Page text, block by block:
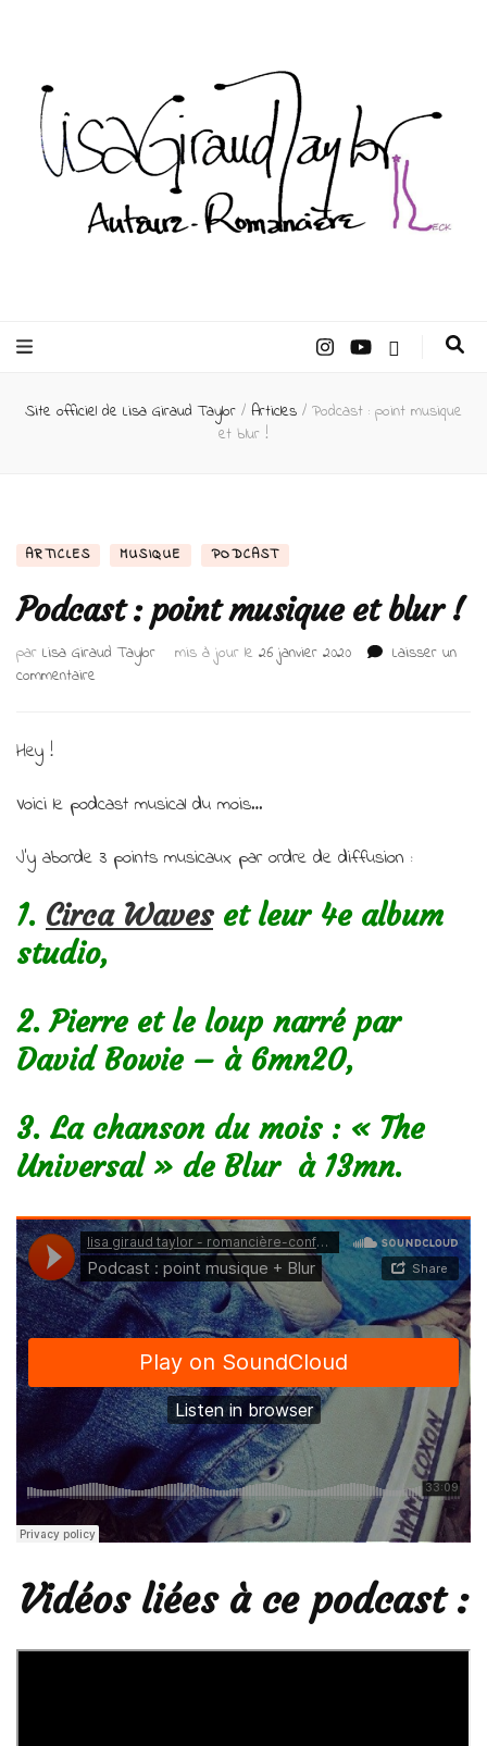
Taylor –
Auteur
Site officiel de Lisa Giraud Taylor / Articles / Podcast : point musique
et blur !
ARTICLES MUSIQUE PODCAST
Podcast : point musique et blur !
par Lisa Giraud Taylor mis à jour le 26 janvier 2020
Laisser un
commentaire
blur
Hey !
Voici le podcast musical du mois…
J’y aborde 3 points musicaux par ordre de diffusion :
1. Circa Waveset leur 4e album
studio,
2. Pierre et le loup narré par
David Bowie – à 6mn20,
3. La chanson du mois : « The
Universal » de Blur à 13mn.
Vidéos liées à ce podcast :